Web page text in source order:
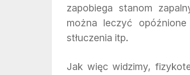
zapobiega stanom
można leczyć
stłuczenia itp.
Jak więc widzimy,